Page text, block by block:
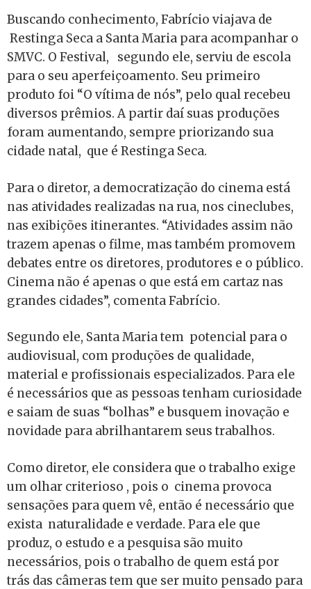
Buscando conhecimento, Fabrício viajava de
Restinga Seca a Santa Maria para acompanhar o
SMVC. O Festival, segundo ele, serviu de escola
para o seu aperfeiçoamento. Seu primeiro
produto foi “O vítima de nós”, pelo qual recebeu
diversos prêmios. A partir daí suas produções
foram aumentando, sempre priorizando sua
cidade natal, que é Restinga Seca.
Para o diretor, a democratização do cinema está
nas atividades realizadas na rua, nos cineclubes,
nas exibições itinerantes. “Atividades assim não
trazem apenas o filme, mas também promovem
debates entre os diretores, produtores e o público.
Cinema não é apenas o que está em cartaz nas
grandes cidades”, comenta Fabrício.
Segundo ele, Santa Maria tem potencial para o
audiovisual, com produções de qualidade,
material e profissionais especializados. Para ele
é necessários que as pessoas tenham curiosidade
e saiam de suas “bolhas” e busquem inovação e
novidade para abrilhantarem seus trabalhos.
Como diretor, ele considera que o trabalho exige
um olhar criterioso , pois o cinema provoca
sensações para quem vê, então é necessário que
exista naturalidade e verdade. Para ele que
produz, o estudo e a pesquisa são muito
necessários, pois o trabalho de quem está por
trás das câmeras tem que ser muito pensado para